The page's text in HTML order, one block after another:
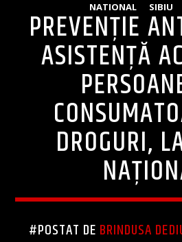
NATIONAL SIBIU
PREVENȚIE
ASISTENŢĂ
DROGURI,
#POSTAT DE BRINDUSA